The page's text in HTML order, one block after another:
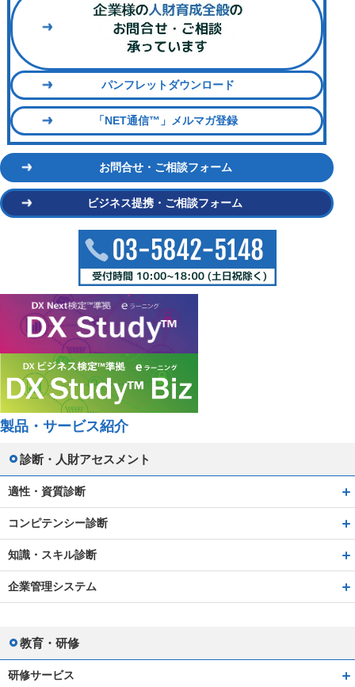
パンフレットダウンロード
「NET通信™」メルマガ登録
お問合せ・ご相談フォーム
ビジネス提携・ご相談フォーム
製品・サービス紹介
診断・人財アセスメント
適性・資質診断
コンピテンシー診断
知識・スキル診断
企業管理システム
教育・研修
研修サービス